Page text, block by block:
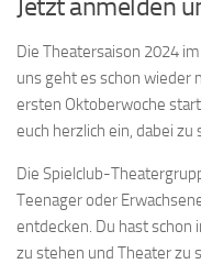
Die Theatersaison 2024
uns geht es schon wieder
ersten Oktoberwoche
euch herzlich ein, dabei zu
Die Spielclub-
Teenager oder
entdecken. Du hast
zu stehen und Theater zu